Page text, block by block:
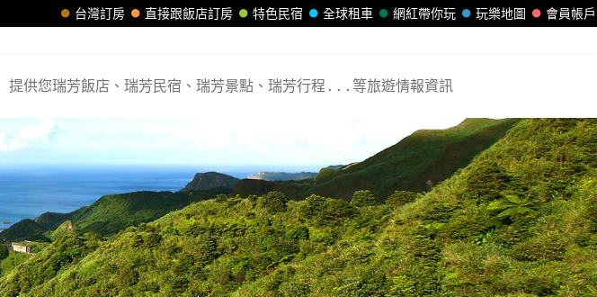
會員帳戶
玩樂地圖
網紅帶你玩
全球租車
特色民宿
直接跟飯店訂房
台灣訂房
提供您瑞芳飯店、瑞芳民宿、瑞芳景點、瑞芳行程...等旅遊情報資訊